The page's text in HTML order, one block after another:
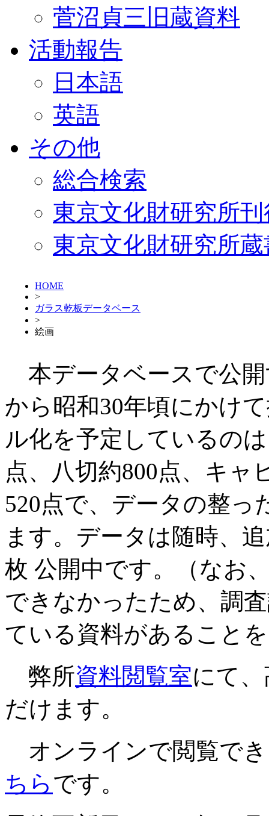
菅沼貞三旧蔵資料
活動報告
日本語
英語
その他
総合検索
東京文化財研究所
東京文化財研究所
HOME
>
ガラス乾板データベース
>
絵画
本データベースで公
から昭和30年頃にかけ
ル化を予定しているの
点、八切約800点、キャ
520点で、データの整っ
ます。データは随時、
枚 公開中です。（なお
できなかったため、調
ている資料があること
弊所資料閲覧室にて
だけます。
オンラインで閲覧で
ちら です。